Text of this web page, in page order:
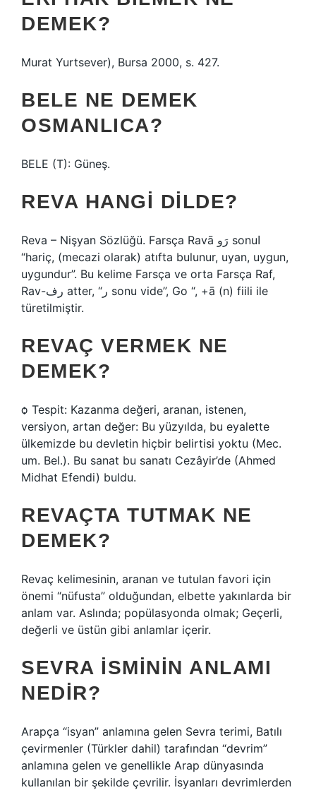
DEMEK?
Murat Yurtsever), Bursa 2000, s. 427.
BELE NE DEMEK
OSMANLICA?
BELE (T): Güneş.
REVA HANGI DILDE?
Reva – Nişyan Sözlüğü. Farsça Ravā رَو sonuا
“hariç, (mecazi olarak) atıfta bulunur, uyan, uygun,
uygundur”. Bu kelime Farsça ve orta Farsça Raf,
Rav-رف atter, “ر sonu vide”, Go “, +ā (n) fiili ile
türetilmiştir.
REVAÇ VERMEK NE
DEMEK?
ѻ Tespit: Kazanma değeri, aranan, istenen,
versiyon, artan değer: Bu yüzyılda, bu eyalette
ülkemizde bu devletin hiçbir belirtisi yoktu (Mec.
um. Bel.). Bu sanat bu sanatı Cezâyir’de (Ahmed
Midhat Efendi) buldu.
REVAÇTA TUTMAK NE
DEMEK?
Revaç kelimesinin, aranan ve tutulan favori için
önemi “nüfusta” olduğundan, elbette yakınlarda bir
anlam var. Aslında; popülasyonda olmak; Geçerli,
değerli ve üstün gibi anlamlar içerir.
SEVRA ISMININ ANLAMI
NEDIR?
Arapça “isyan” anlamına gelen Sevra terimi, Batılı
çevirmenler (Türkler dahil) tarafından “devrim”
anlamına gelen ve genellikle Arap dünyasında
kullanılan bir şekilde çevrilir. İsyanları devrimlerden